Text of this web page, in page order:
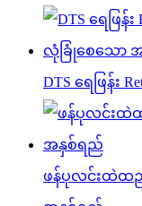
DTS ရေဖြန်း
ဖန်ပုလင်းထဲထ